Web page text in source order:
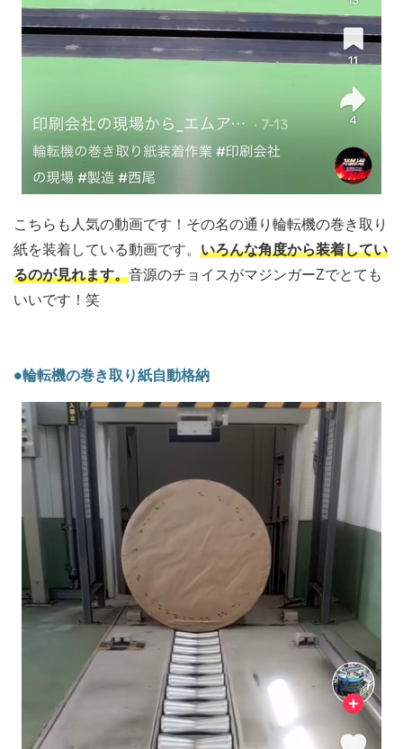
こちらも人気の動画です！その名の通り輪転機の巻き取り
紙を装着している動画です。 いろんな角度から装着してい
るのが見れます。音源のチョイスがマジンガーZでとても
いいです！笑
●輪転機の巻き取り紙自動格納